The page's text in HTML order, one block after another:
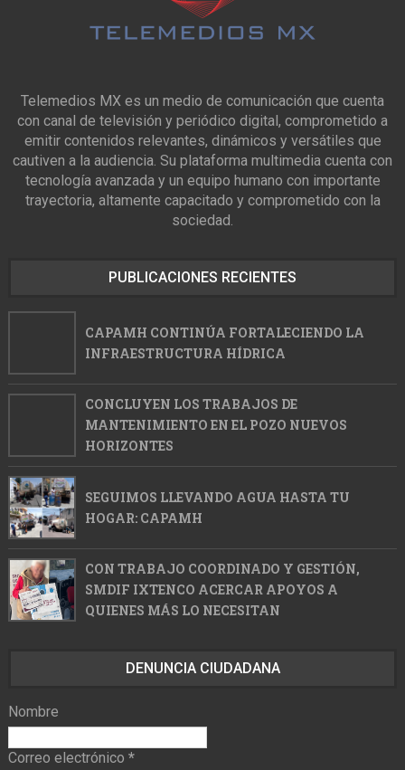
Telemedios MX es un medio de comunicación que cuenta
con canal de televisión y periódico digital, comprometido a
emitir contenidos relevantes, dinámicos y versátiles que
cautiven a la audiencia. Su plataforma multimedia cuenta con
tecnología avanzada y un equipo humano con importante
trayectoria, altamente capacitado y comprometido con la
sociedad.
PUBLICACIONES RECIENTES
CAPAMH CONTINÚA FORTALECIENDO LA
INFRAESTRUCTURA HÍDRICA
CONCLUYEN LOS TRABAJOS DE
MANTENIMIENTO EN EL POZO NUEVOS
HORIZONTES
SEGUIMOS LLEVANDO AGUA HASTA TU
HOGAR: CAPAMH
CON TRABAJO COORDINADO Y GESTIÓN,
SMDIF IXTENCO ACERCAR APOYOS A
QUIENES MÁS LO NECESITAN
DENUNCIA CIUDADANA
Nombre
Correo electrónico *